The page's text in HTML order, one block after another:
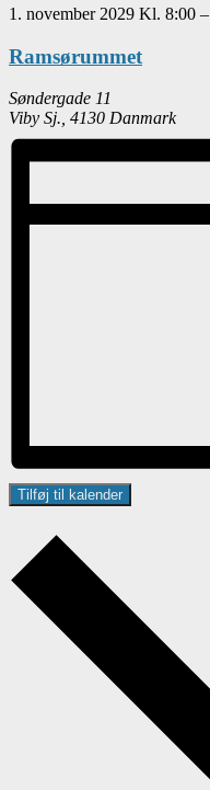
1. november 2029 Kl. 8:00 –
Ramsørummet
Søndergade 11
Viby Sj. 4130 Danmark
Tilføj til kalender